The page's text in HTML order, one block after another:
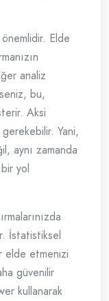
Elde
analiz
bu,
Aksi
gerekebilir. Yani,
aynı zamanda
yol
İstatistiksel
elde etmenizi
güvenilir
kullanarak